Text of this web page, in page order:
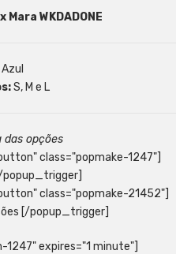
Mara WKDADONE
S, M e L
das opções
class="popmake-1247"]
popup_trigger]
class="popmake-21452"]
[/popup_trigger]
1247" expires="1 minute"]